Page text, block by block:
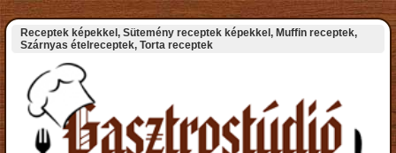
Receptek képekkel, Sütemény receptek képekkel, Muffin receptek,
Szárnyas ételreceptek, Torta receptek